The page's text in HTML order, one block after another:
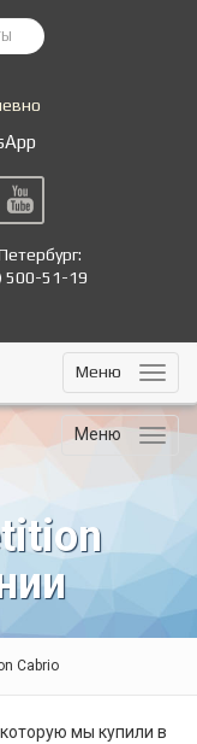
500-51-19
Меню
Меню
Cabrio
мы купили в